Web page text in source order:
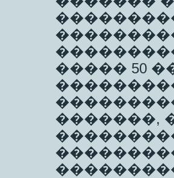
����� 50
�������,